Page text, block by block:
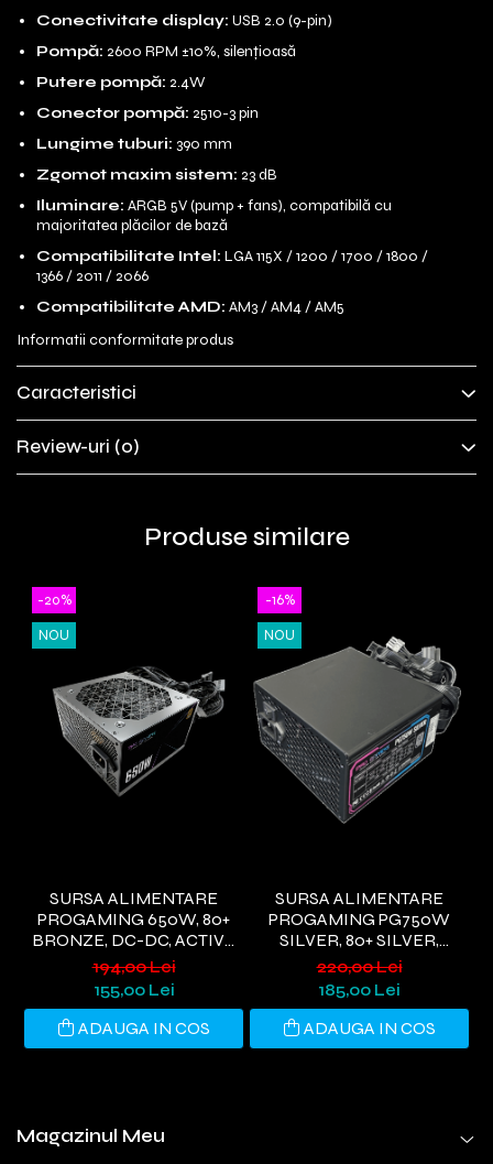
Conectivitate display: USB 2.0 (9-pin)
Pompă: 2600 RPM ±10%, silențioasă
Putere pompă: 2.4W
Conector pompă: 2510-3 pin
Lungime tuburi: 390 mm
Zgomot maxim sistem: 23 dB
Iluminare: ARGB 5V (pump + fans), compatibilă cu
majoritatea plăcilor de bază
Compatibilitate Intel: LGA 115X / 1200 / 1700 / 1800 /
1366 / 2011 / 2066
Compatibilitate AMD: AM3 / AM4 / AM5
Informatii conformitate produs
Caracteristici
Review-uri (0)
Produse similare
-20%
NOU
SURSA ALIMENTARE
PROGAMING 650W, 80+
BRONZE, DC-DC, ACTIVE
PFC,NEGRU
194,00 Lei
155,00 Lei
ADAUGA IN COS
-16%
NOU
SURSA ALIMENTARE
PROGAMING PG750W
SILVER, 80+ SILVER,
ACTIVE PFC, ULTRA QUIET,
NEGRU
220,00 Lei
185,00 Lei
ADAUGA IN COS
Magazinul Meu